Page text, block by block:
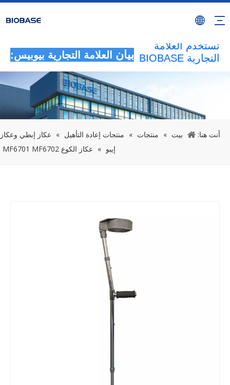
بيان العلامة التجارية بيوبيس:
سيتم اعتبار جميع
الأنشطة غير
تستخدم العلامة
التجارية BIOBASE
بمثابة انتهاك غير
بالتحقيق في
المسؤولية
القانونية.
20240510
أنت هنا: بيت » منتجات » منتجات إعادة التأهيل » عكاز إبطي وعكاز
إيبو » عكاز الكوع MF6701 MF6702